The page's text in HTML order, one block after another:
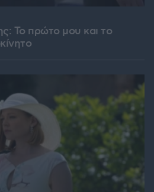
Το πρώτο μου και το